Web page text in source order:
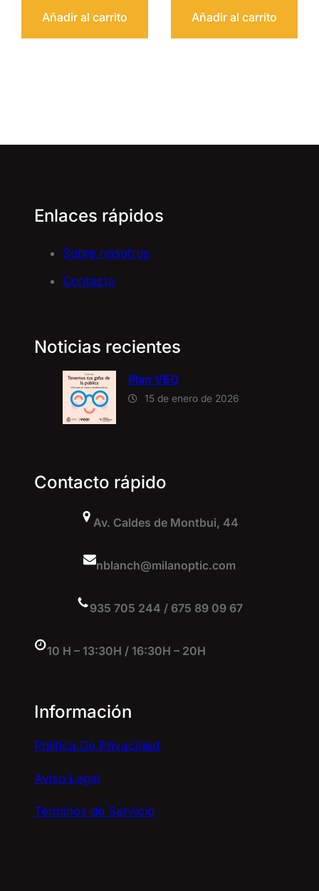
Añadir al carrito Añadir al carrito
Enlaces rápidos
Sobre nosotros
Contacta
Noticias recientes
Plan VEO
15 de enero de 2026
Contacto rápido
Av. Caldes de Montbui, 44
nblanch@milanoptic.com
935 705 244 / 675 89 09 67
10 H – 13:30H / 16:30H – 20H
Información
Política De Privacidad
Aviso Legal
Términos de Servicio